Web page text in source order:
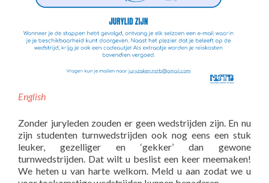
English
Zonder juryleden zouden er geen wedstrijden zijn. En nu
zijn studenten turnwedstrijden ook nog eens een stuk
leuker, gezelliger en ‘gekker’ dan gewone
turnwedstrijden. Dat wilt u beslist een keer meemaken!
We heten u van harte welkom. Meld u aan zodat we u